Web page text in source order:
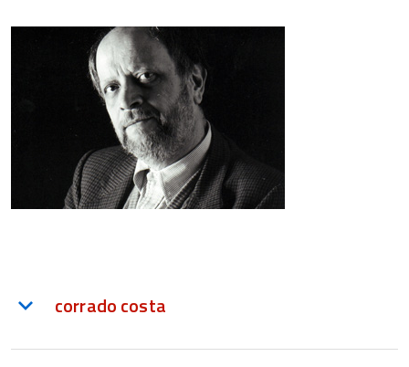
corrado costa